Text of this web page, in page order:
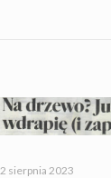
2 sierpnia 2023